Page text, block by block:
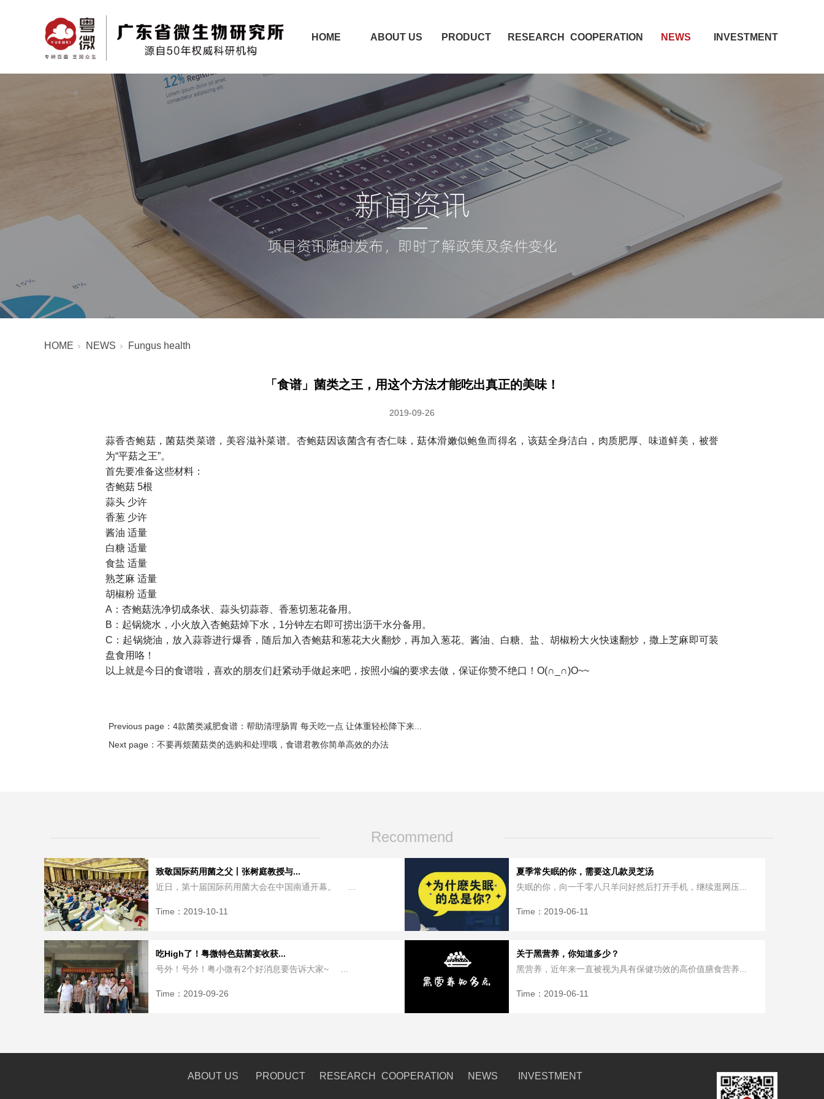
HOME ABOUT US PRODUCT RESEARCH COOPERATION NEWS INVESTMENT
HOME NEWS Fungus health
「食谱」菌类之王，用这个方法才能吃出真正的美味！
2019-09-26
蒜香杏鲍菇，菌菇类菜谱，美容滋补菜谱。杏鲍菇因该菌含有杏仁味，菇体滑嫩似鲍鱼而得名，该菇全身洁白，肉质肥厚、味道鲜美，被誉
为“平菇之王”。
首先要准备这些材料：
杏鲍菇 5根
蒜头 少许
香葱 少许
酱油 适量
白糖 适量
食盐 适量
熟芝麻 适量
胡椒粉 适量
A：杏鲍菇洗净切成条状、蒜头切蒜蓉、香葱切葱花备用。
B：起锅烧水，小火放入杏鲍菇焯下水，1分钟左右即可捞出沥干水分备用。
C：起锅烧油，放入蒜蓉进行爆香，随后加入杏鲍菇和葱花大火翻炒，再加入葱花、酱油、白糖、盐、胡椒粉大火快速翻炒，撒上芝麻即可装
盘食用咯！
以上就是今日的食谱啦，喜欢的朋友们赶紧动手做起来吧，按照小编的要求去做，保证你赞不绝口！O(∩_∩)O~~
Previous page： 4款菌类减肥食谱：帮助清理肠胃 每天吃一点 让体重轻松降下来...
Next page： 不要再烦菌菇类的选购和处理哦，食谱君教你简单高效的办法
Recommend
致敬国际药用菌之父丨张树庭教授与...
近日，第十届国际药用菌大会在中国南通开幕。 ...
Time： 2019-10-11
夏季常失眠的你，需要这几款灵芝汤
失眠的你，向一千零八只羊问好然后打开手机，继续逛网压...
Time： 2019-06-11
吃High了！粤微特色菇菌宴收获...
号外！号外！粤小微有2个好消息要告诉大家~ ...
Time： 2019-09-26
关于黑营养，你知道多少？
黑营养，近年来一直被视为具有保健功效的高价值膳食营养...
Time： 2019-06-11
ABOUT US PRODUCT RESEARCH COOPERATION NEWS INVESTMENT